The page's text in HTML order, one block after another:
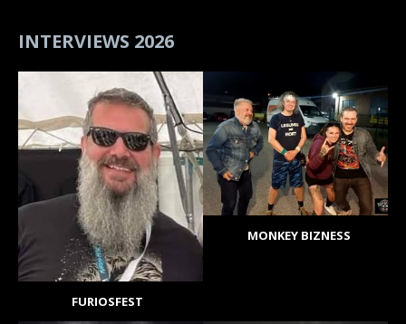
INTERVIEWS 2026
FURIOSFEST
MONKEY BIZNESS